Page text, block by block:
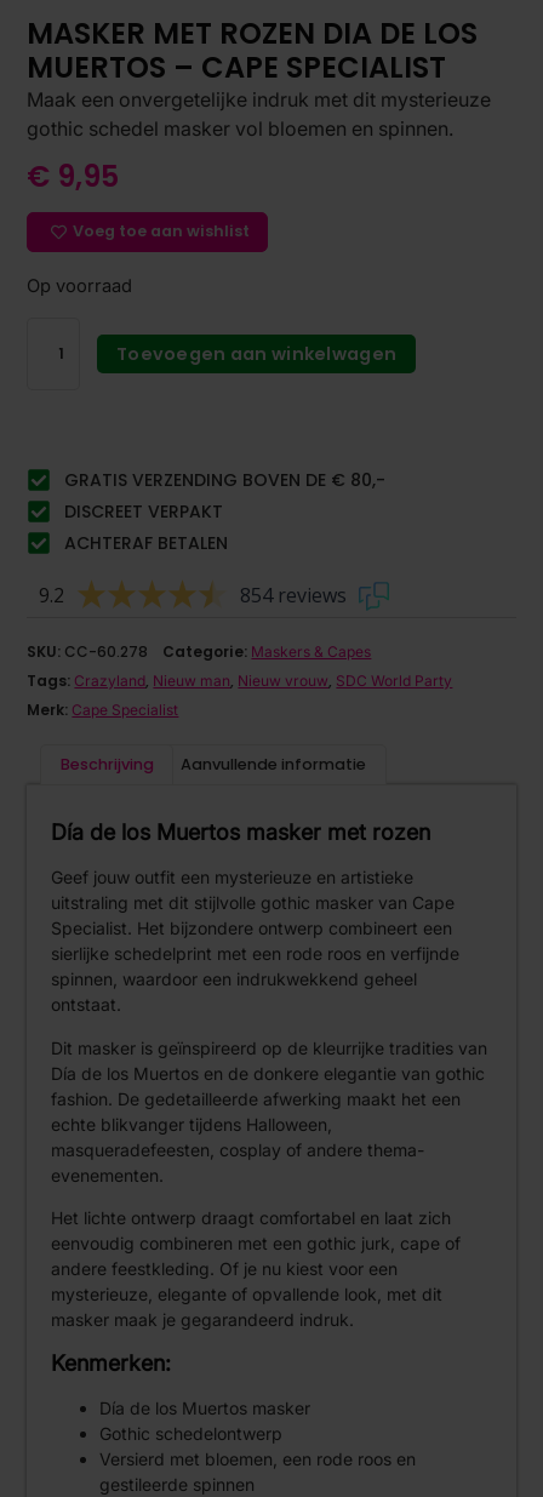
MASKER MET ROZEN DIA DE LOS
MUERTOS – CAPE SPECIALIST
Maak een onvergetelijke indruk met dit mysterieuze
gothic schedel masker vol bloemen en spinnen.
€ 9,95
Voeg toe aan wishlist
Op voorraad
Toevoegen aan winkelwagen
GRATIS VERZENDING BOVEN DE € 80,-
DISCREET VERPAKT
ACHTERAF BETALEN
9.2 854 reviews
SKU: CC-60.278 Categorie: Maskers & Capes
Tags: Crazyland, Nieuw man, Nieuw vrouw, SDC World Party
Merk: Cape Specialist
Beschrijving Aanvullende informatie
Día de los Muertos masker met rozen
Geef jouw outfit een mysterieuze en artistieke
uitstraling met dit stijlvolle gothic masker van Cape
Specialist. Het bijzondere ontwerp combineert een
sierlijke schedelprint met een rode roos en verfijnde
spinnen, waardoor een indrukwekkend geheel
ontstaat.
Dit masker is geïnspireerd op de kleurrijke tradities van
Día de los Muertos en de donkere elegantie van gothic
fashion. De gedetailleerde afwerking maakt het een
echte blikvanger tijdens Halloween,
masqueradefeesten, cosplay of andere thema-
evenementen.
Het lichte ontwerp draagt comfortabel en laat zich
eenvoudig combineren met een gothic jurk, cape of
andere feestkleding. Of je nu kiest voor een
mysterieuze, elegante of opvallende look, met dit
masker maak je gegarandeerd indruk.
Kenmerken:
Día de los Muertos masker
Gothic schedelontwerp
Versierd met bloemen, een rode roos en
gestileerde spinnen